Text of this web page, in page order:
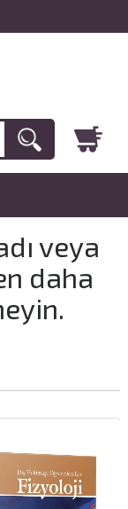
veya
daha